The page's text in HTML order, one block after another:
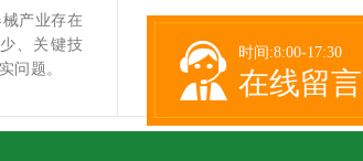
产业存在
、关键技
实问题。
时间:8:00-17:30
在线留言